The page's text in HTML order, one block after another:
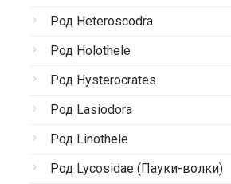
Род Heteroscodra
Род Holothele
Род Hysterocrates
Род Lasiodora
Род Linothele
Род Lycosidae (Пауки-волки)